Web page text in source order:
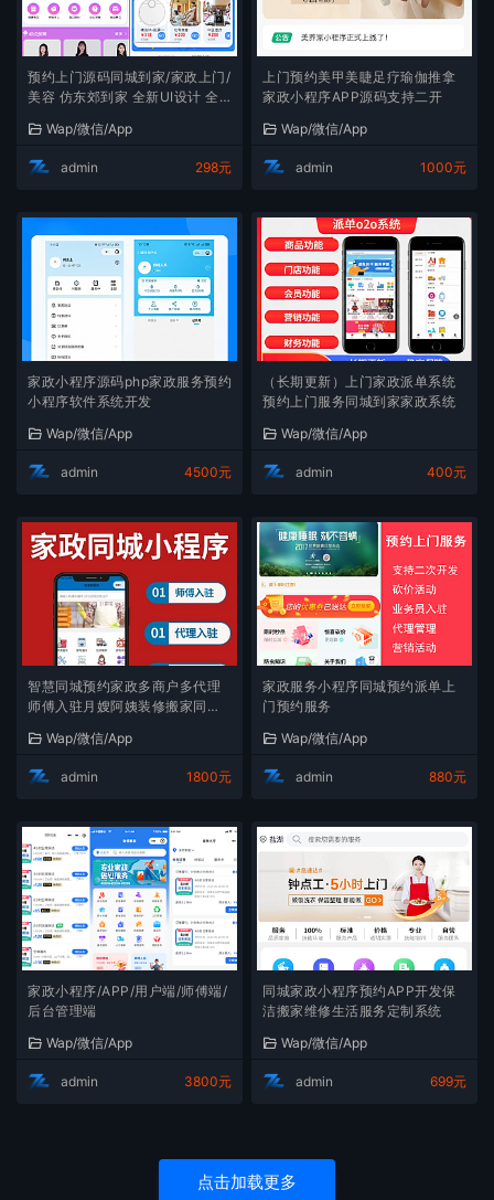
预约上门源码同城到家/家政上门/
美容 仿东郊到家 全新UI设计 全
Wap/微信/App
admin 298元
上门预约美甲美睫足疗瑜伽推拿
家政小程序APP源码支持二开
Wap/微信/App
admin 1000元
家政小程序源码php家政服务预约
小程序软件系统开发
Wap/微信/App
admin 4500元
（长期更新）上门家政派单系统
预约上门服务同城到家家政系统
Wap/微信/App
admin 400元
智慧同城预约家政多商户多代理
师傅入驻月嫂阿姨装修搬家同城
Wap/微信/App
admin 1800元
家政服务小程序同城预约派单上
门预约服务
Wap/微信/App
admin 880元
家政小程序/APP/用户端/师傅端/
后台管理端
Wap/微信/App
admin 3800元
同城家政小程序预约APP开发保
洁搬家维修生活服务定制系统
Wap/微信/App
admin 699元
点击加载更多